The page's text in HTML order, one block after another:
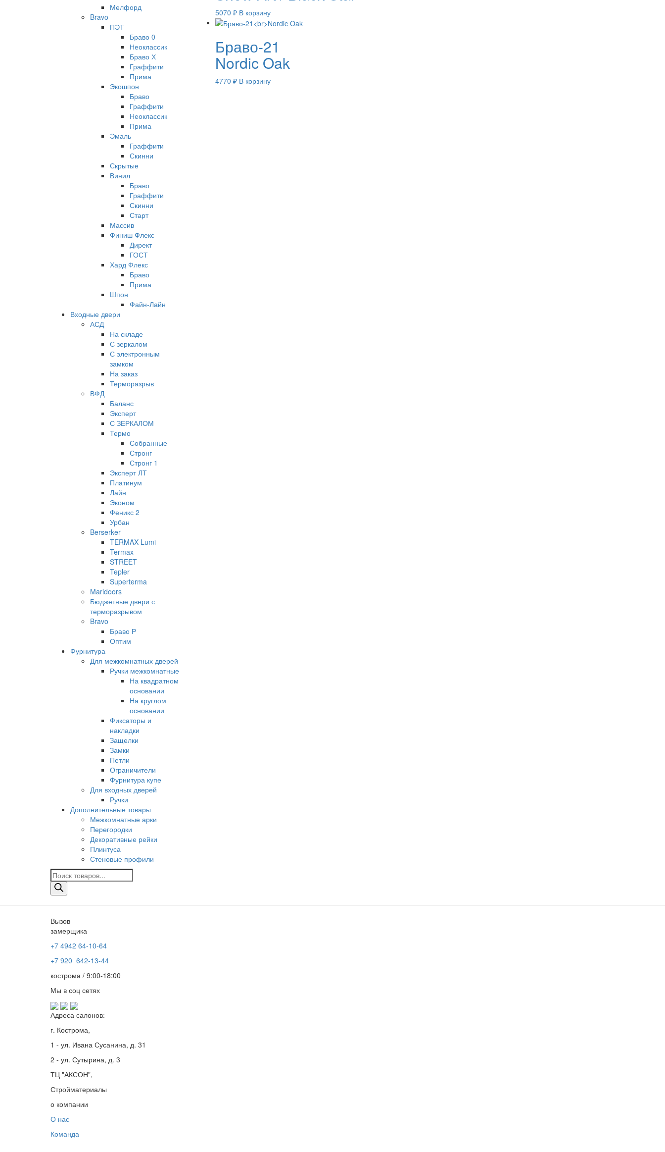
Мелфорд
Bravo
ПЭТ
Браво 0
Неоклассик
Браво Х
Граффити
Прима
Экошпон
Браво
Граффити
Неоклассик
Прима
Эмаль
Граффити
Скинни
Скрытые
Винил
Браво
Граффити
Скинни
Старт
Массив
Финиш Флекс
Директ
ГОСТ
Хард Флекс
Браво
Прима
Шпон
Файн-Лайн
Входные двери
АСД
На складе
С зеркалом
С электронным
замком
На заказ
Терморазрыв
ВФД
Баланс
Эксперт
С ЗЕРКАЛОМ
Термо
Собранные
Стронг
Стронг 1
Эксперт ЛТ
Платинум
Лайн
Эконом
Феникс 2
Урбан
Berserker
TERMAX Lumi
Termax
STREET
Tepler
Superterma
Maridoors
Бюджетные двери с
терморазрывом
Bravo
Браво Р
Оптим
Фурнитура
Для межкомнатных дверей
Ручки межкомнатные
На квадратном
основании
На круглом
основании
Фиксаторы и
накладки
Защелки
Замки
Петли
Ограничители
Фурнитура купе
Для входных дверей
Ручки
Дополнительные товары
Межкомнатные арки
Перегородки
Декоративные рейки
Плинтуса
Стеновые профили
Поиск
товаров
5070 ₽ В корзину
Браво-21
Nordic Oak
4770 ₽ В корзину
Вызов
замерщика
+7 4942 64-10-64
+7 920 642-13-44
кострома / 9:00-18:00
Мы в соц сетях
Адреса салонов:
г. Кострома,
1 - ул. Ивана Сусанина, д. 31
2 - ул. Сутырина, д. 3
ТЦ "АКСОН",
Стройматериалы
о компании
О нас
Команда